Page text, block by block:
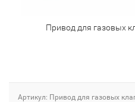
Привод для газовых
Артикул: Привод для газовых